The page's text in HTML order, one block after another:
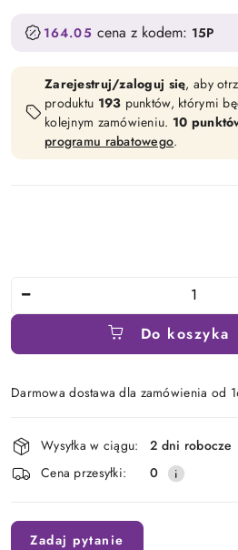
164.05 cena z kodem: 15P
Zarejestruj/zaloguj się, aby
produktu 193 punktów, którymi
kolejnym zamówieniu. 10
programu rabatowego.
Do koszyka
Darmowa dostawa dla zamówienia od
i
dostawa
Wysyłka w ciągu:
2 dni robocze
Cena przesyłki:
0
Zadaj pytanie